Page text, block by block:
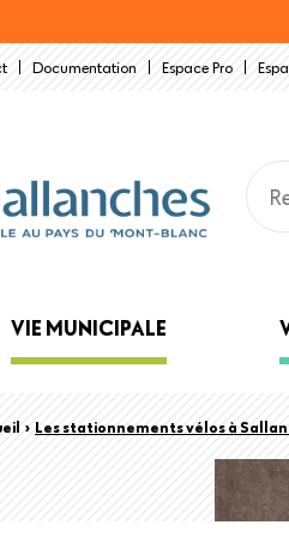
Documentation Espace Pro
VIE MUNICIPALE
› Les stationnements vélos à